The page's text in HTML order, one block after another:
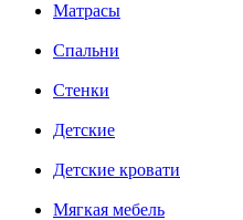
Матрасы
Cпальни
Стенки
Детские
Детские кровати
Мягкая мебель